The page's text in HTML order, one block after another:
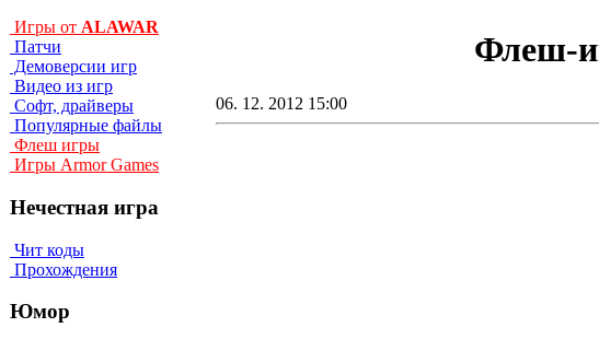
Игры от ALAWAR
Патчи
Демоверсии игр
Видео из игр
Софт, драйверы
Популярные файлы
Флеш игры
Игры Armor Games
Нечестная игра
Чит коды
Прохождения
Юмор
Флеш-
06. 12. 2012 15:00